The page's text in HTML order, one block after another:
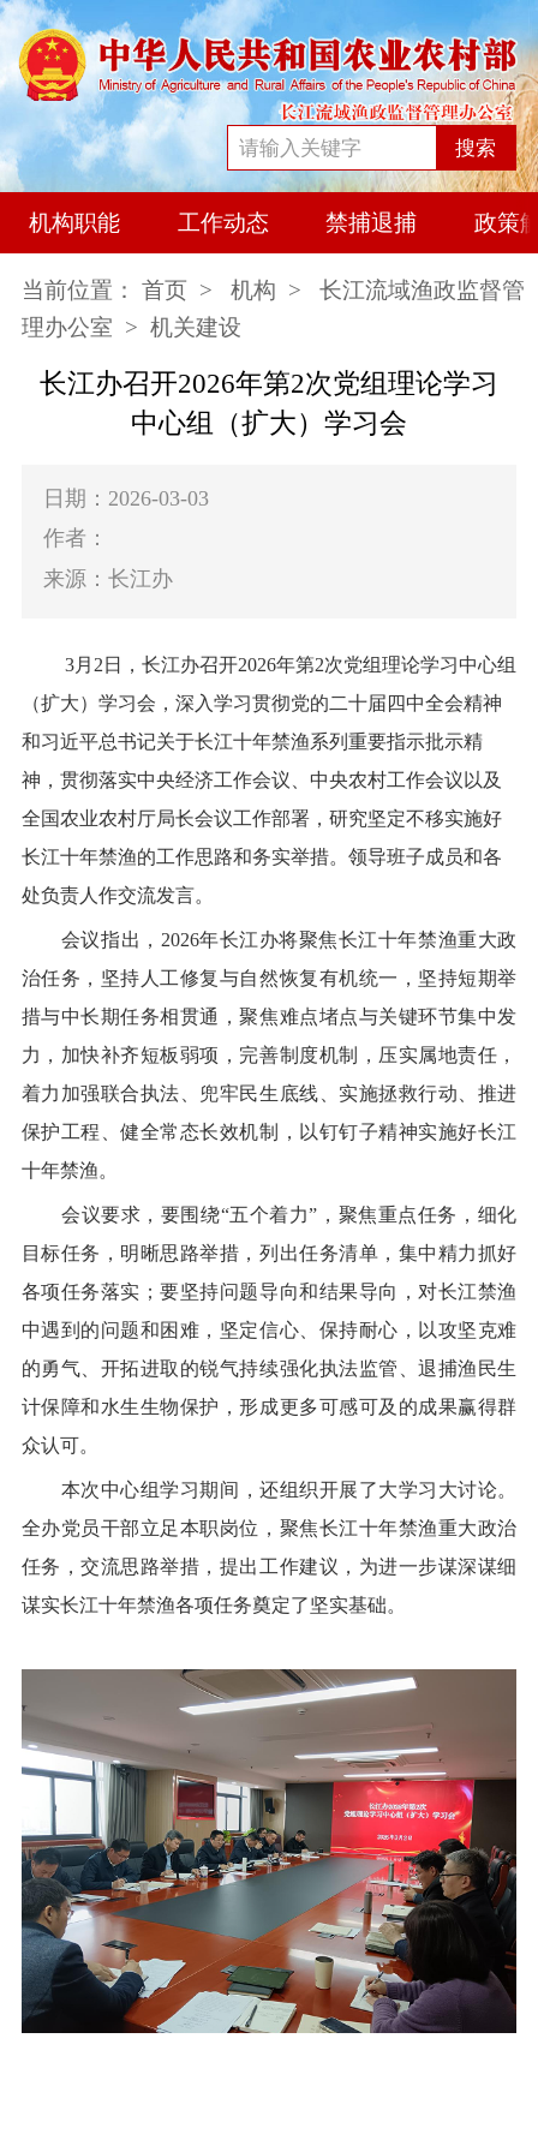
搜索
机构职能 工作动态 禁捕退捕 政策
当前位置： 首页 > 机构 >
长江流域渔政监督管
理办公室 > 机关建设
长江办召开2026年第2次党组理论学习
中心组（扩大）学习会
日期：2026-03-03
作者：
来源：长江办
3月2日，长江办召开2026年第2次党组理论学习中心组
（扩大）学习会，深入学习贯彻党的二十届四中全会精神
和习近平总书记关于长江十年禁渔系列重要指示批示精
神，贯彻落实中央经济工作会议、中央农村工作会议以及
全国农业农村厅局长会议工作部署，研究坚定不移实施好
长江十年禁渔的工作思路和务实举措。领导班子成员和各
处负责人作交流发言。
会议指出， 2026年长江办将聚焦长江十年禁渔重大政
治任务，坚持人工修复与自然恢复有机统一，坚持短期举
措与中长期任务相贯通，聚焦难点堵点与关键环节集中发
力，加快补齐短板弱项，完善制度机制，压实属地责任，
着力加强联合执法、兜牢民生底线、实施拯救行动、推进
保护工程、健全常态长效机制，以钉钉子精神实施好长江
十年禁渔。
会议要求，要围绕“五个着力”，聚焦重点任务， 细化
目标任务，明晰思路举措，列出任务清单，集中精力抓好
各项任务落实； 要坚持问题导向和结果导向，对长江禁渔
中遇到的问题和困难， 坚定信心、保持耐心，以攻坚克难
的勇气、开拓进取的锐气持续强化执法监管、退捕渔民生
计保障和水生生物保护，形成更多可感可及的成果赢得群
众认可。
本次中心组学习期间 ，还组织开展了大学习 大讨论。
全办党员干部立足本职岗位 ， 聚焦长江十年禁渔重大政治
任务，交流思路举措，提出工作建议 ， 为进一步谋深谋细
谋实长江十年禁渔各项任务奠定了坚实基础。